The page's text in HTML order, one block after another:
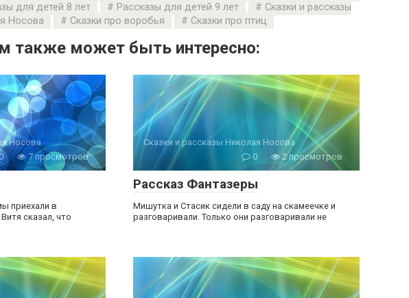
для детей 8 лет Рассказы для детей 9 лет
Сказки и рассказы
Носова
Сказки про воробья Сказки про птиц
также может быть интересно:
Носова
7 просмотров
приехали в
сказал, что
Сказки и рассказы Николая Носова
0
2 просмотров
Рассказ Фантазеры
Мишутка и Стасик сидели в саду на скамеечке и
разговаривали. Только они разговаривали не